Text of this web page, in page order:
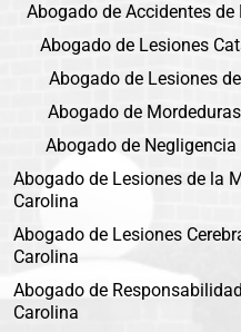
Abogado de Accidentes
Abogado de Lesiones
Abogado de Lesiones
Abogado de
Abogado de
Abogado de Lesiones de la
Carolina
Abogado de Lesiones
Carolina
Abogado de
Carolina